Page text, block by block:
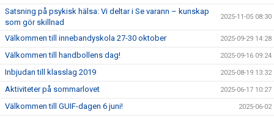
Satsning på psykisk hälsa: Vi deltar i Se varann – kunskap
som gör skillnad
2025-11-05 08:30
Välkommen till innebandyskola 27-30 oktober 2025-09-29 14:28
Välkommen till handbollens dag! 2025-09-16 09:24
Inbjudan till klasslag 2019 2025-08-19 13:32
Aktiviteter på sommarlovet 2025-06-17 10:27
Välkommen till GUIF-dagen 6 juni! 2025-06-02